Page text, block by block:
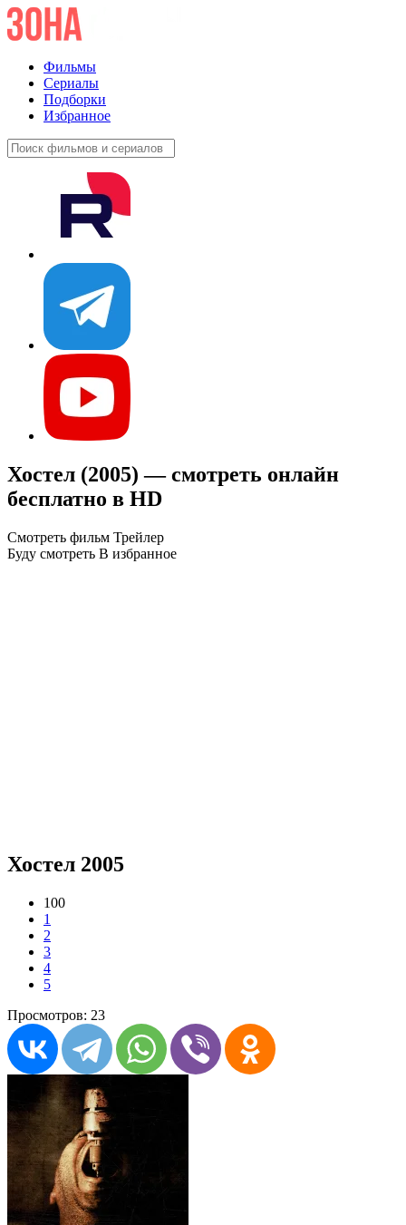
Фильмы
Сериалы
Подборки
Избранное
Хостел (2005) — смотреть онлайн
бесплатно в HD
Смотреть фильм Трейлер
Буду смотреть В избранное
Хостел 2005
100
1
2
3
4
5
Просмотров: 23